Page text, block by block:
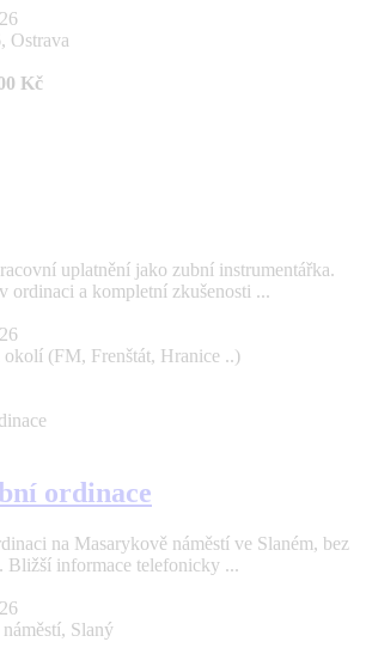
Ostrava
Kč
uplatnění jako zubní instrumentářka.
ordinaci a kompletní zkušenosti ...
(FM, Frenštát, Hranice ..)
ordinace
na Masarykově náměstí ve Slaném, bez
Bližší informace telefonicky ...
Slaný